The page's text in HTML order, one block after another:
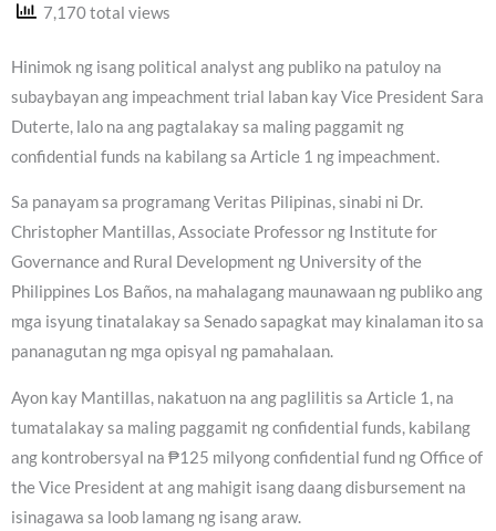
7,170 total views
Hinimok ng isang political analyst ang publiko na patuloy na
subaybayan ang impeachment trial laban kay Vice President Sara
Duterte, lalo na ang pagtalakay sa maling paggamit ng
confidential funds na kabilang sa Article 1 ng impeachment.
Sa panayam sa programang Veritas Pilipinas, sinabi ni Dr.
Christopher Mantillas, Associate Professor ng Institute for
Governance and Rural Development ng University of the
Philippines Los Baños, na mahalagang maunawaan ng publiko ang
mga isyung tinatalakay sa Senado sapagkat may kinalaman ito sa
pananagutan ng mga opisyal ng pamahalaan.
Ayon kay Mantillas, nakatuon na ang paglilitis sa Article 1, na
tumatalakay sa maling paggamit ng confidential funds, kabilang
ang kontrobersyal na ₱125 milyong confidential fund ng Office of
the Vice President at ang mahigit isang daang disbursement na
isinagawa sa loob lamang ng isang araw.